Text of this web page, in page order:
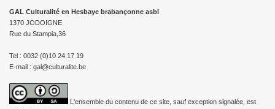
GAL Culturalité en Hesbaye brabançonne asbl
1370 JODOIGNE
Rue du Stampia,36
Tel : 0032 (0)10 24 17 19
E-mail : gal@culturalite.be
L'ensemble du contenu de ce site, sauf exception signalée, est